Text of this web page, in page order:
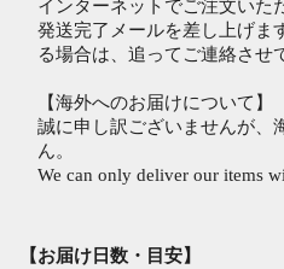
インターネットでご注文いた
発送完了メールを差し上げま
る場合は、追ってご連絡させ
【海外へのお届けについて】
誠に申し訳ございませんが、
ん。
We can only deliver our items
【お届け日数・目安】